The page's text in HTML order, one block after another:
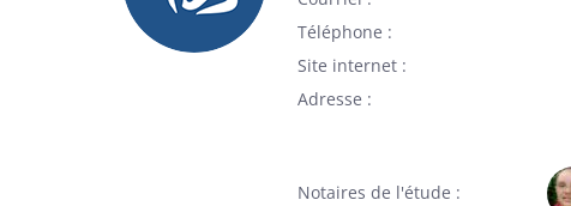
Téléphone
Site internet
Adresse
Notaires de l'étude :